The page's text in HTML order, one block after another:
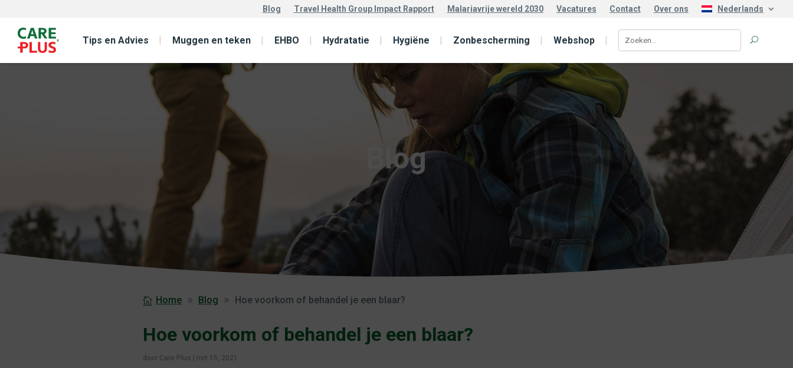
Blog Travel Health Group Impact Rapport Malariavrije wereld 2030 Vacatures Contact Over ons Nederlands
Tips en Advies Muggen en teken EHBO Hydratatie Hygiëne Zonbescherming Webshop
Blog
Home Blog Hoe voorkom of behandel je een blaar?
Hoe voorkom of behandel je een blaar?
door Care Plus mrt 15, 2021